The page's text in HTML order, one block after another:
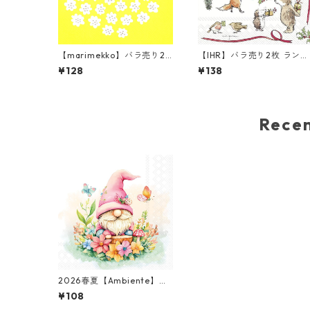
【marimekko】バラ売り2
枚 ランチサイズ ペーパーナ
プキン PUKETTI パステルイ
¥128
【IHR】バラ売り2枚 ランチ
サイズ ペーパーナプキン
ESENT FOR YOU ホワイト
¥138
2026春夏【Ambiente】バ
ラ売り2枚 カクテルサイズ
ペーパーナプキン Charmin
¥108